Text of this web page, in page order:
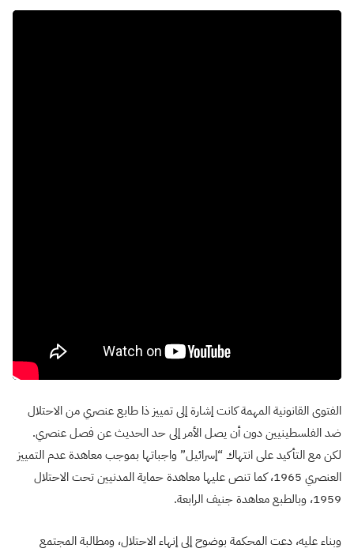
الفتوى القانونية المهمة كانت إشارة إلى تمييز ذا طابع عنصري من الاحتلال
ضد الفلسطينيين دون أن يصل الأمر إلى حد الحديث عن فصل عنصري.
لكن مع التأكيد على انتهاك “إسرائيل” واجباتها بموجب معاهدة عدم التمييز
العنصري 1965، كما تنص عليها معاهدة حماية المدنيين تحت الاحتلال
1959، وبالطبع معاهدة جنيف الرابعة.
وبناء عليه، دعت المحكمة بوضوح إلى إنهاء الاحتلال، ومطالبة المجتمع